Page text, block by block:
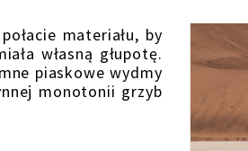
materiału, by
własną głupotę.
piaskowe wydmy
monotonii grzyb